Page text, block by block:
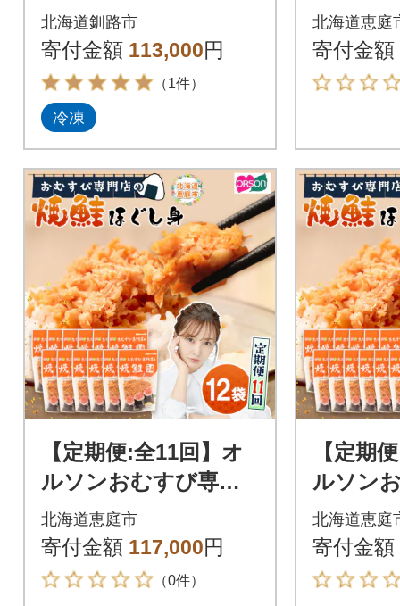
税 北海道 定期便 6か
月連続 6回 F4F-5378
北海道釧路市
寄付金額 113,000円
（1件）
冷凍
店の焼
×12袋【
北海道恵庭
寄付金額
【定期便:全11回】オ
ルソンおむすび専門
店の焼鮭ほぐし身44g
×12袋【04003401】
北海道恵庭市
寄付金額 117,000円
（0件）
【定期
ルソン
店の焼
×12袋【
北海道恵庭
寄付金額